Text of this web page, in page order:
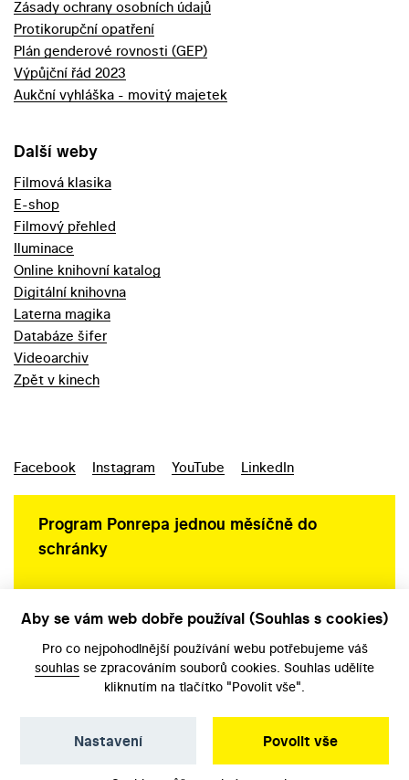
Zásady ochrany osobních údajů
Protikorupční opatření
Plán genderové rovnosti (GEP)
Výpůjční řád 2023
Aukční vyhláška - movitý majetek
Další weby
Filmová klasika
E-shop
Filmový přehled
Iluminace
Online knihovní katalog
Digitální knihovna
Laterna magika
Databáze šifer
Videoarchiv
Zpět v kinech
Facebook Instagram YouTube LinkedIn
Program Ponrepa jednou měsíčně do
schránky
Aby se vám web dobře používal (Souhlas s cookies)
Pro co nejpohodlnější používání webu potřebujeme váš
souhlas se zpracováním souborů cookies. Souhlas udělíte
kliknutím na tlačítko "Povolit vše".
Povolit vše
Nastavení